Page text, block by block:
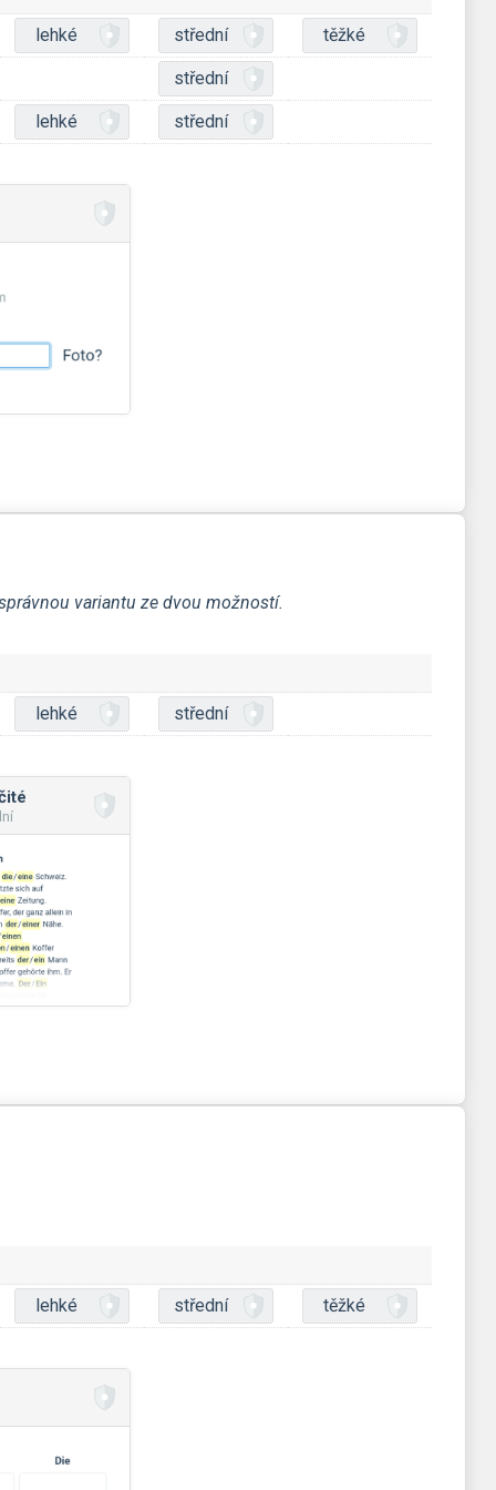
lehké střední těžké
střední
lehké střední
variantu ze dvou možností.
lehké střední
lehké střední těžké